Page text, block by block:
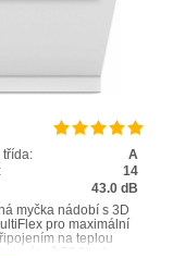
třída:
A
14
43.0 dB
myčka nádobí s 3D
pro maximální
na teplou